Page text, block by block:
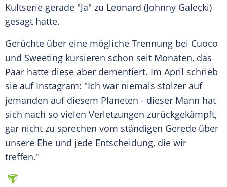
Kultserie gerade "Ja" zu Leonard (Johnny Galecki)
gesagt hatte.
Gerüchte über eine mögliche Trennung bei Cuoco
und Sweeting kursieren schon seit Monaten, das
Paar hatte diese aber dementiert. Im April schrieb
sie auf Instagram: "Ich war niemals stolzer auf
jemanden auf diesem Planeten - dieser Mann hat
sich nach so vielen Verletzungen zurückgekämpft,
gar nicht zu sprechen vom ständigen Gerede über
unsere Ehe und jede Entscheidung, die wir
treffen."